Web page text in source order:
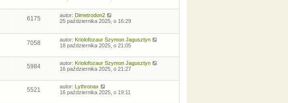
6175 autor: Dimetrodon2
25 października 2025, o 16:29
7058 autor: Kriolofozaur Szymon Jagusztyn
18 października 2025, o 21:05
5984 autor: Kriolofozaur Szymon Jagusztyn
16 października 2025, o 21:27
5521 autor: Lythronax
16 października 2025, o 19:11